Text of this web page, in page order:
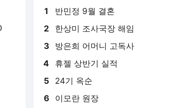
1 반민정 9월 결혼
3 방은희 어머니 고독사
4 휴젤 상반기 실적
5 24기 옥순
6 이모란 원장